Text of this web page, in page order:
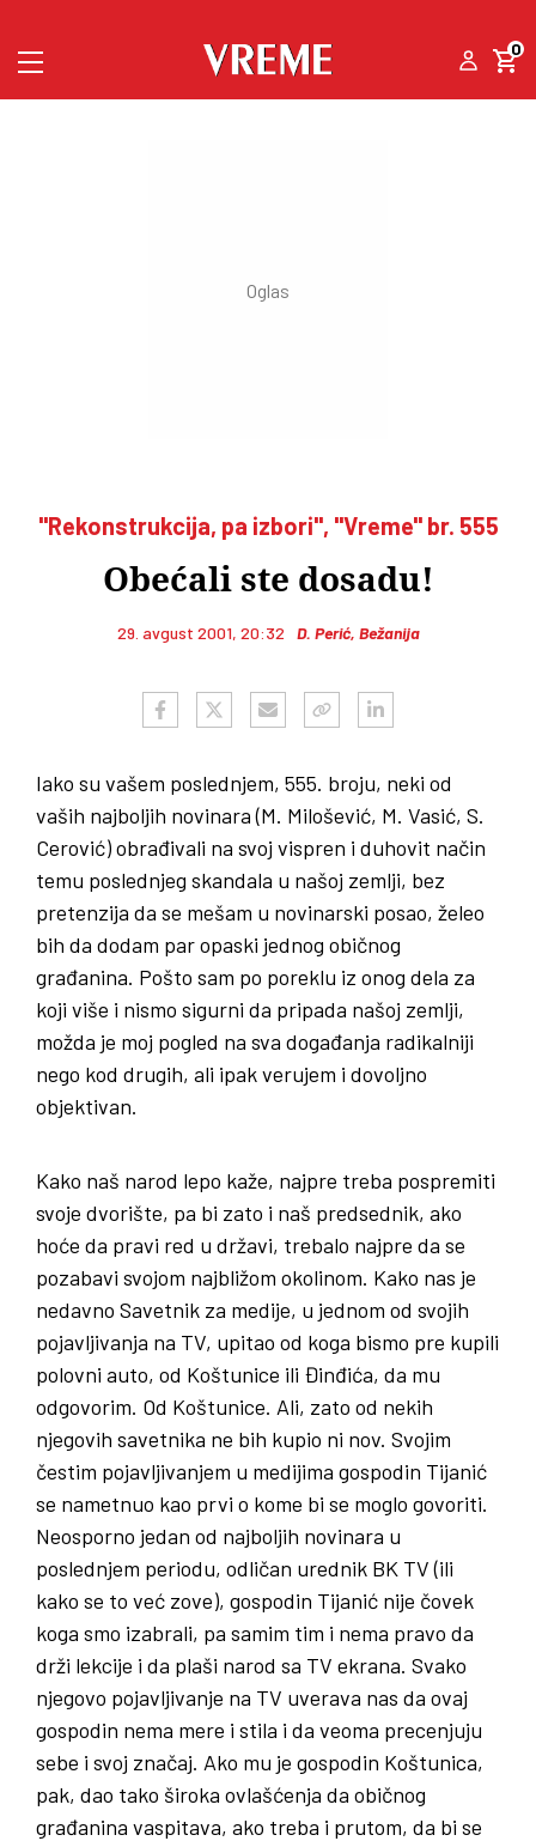
0
"Rekonstrukcija, pa izbori", "Vreme" br. 555
Obećali ste dosadu!
29. avgust 2001, 20:32 D. Perić, Bežanija
Iako su vašem poslednjem, 555. broju, neki od
vaših najboljih novinara (M. Milošević, M. Vasić, S.
Cerović) obrađivali na svoj vispren i duhovit način
temu poslednjeg skandala u našoj zemlji, bez
pretenzija da se mešam u novinarski posao, želeo
bih da dodam par opaski jednog običnog
građanina. Pošto sam po poreklu iz onog dela za
koji više i nismo sigurni da pripada našoj zemlji,
možda je moj pogled na sva događanja radikalniji
nego kod drugih, ali ipak verujem i dovoljno
objektivan.
Kako naš narod lepo kaže, najpre treba pospremiti
svoje dvorište, pa bi zato i naš predsednik, ako
hoće da pravi red u državi, trebalo najpre da se
pozabavi svojom najbližom okolinom. Kako nas je
nedavno Savetnik za medije, u jednom od svojih
pojavljivanja na TV, upitao od koga bismo pre kupili
polovni auto, od Koštunice ili Đinđića, da mu
odgovorim. Od Koštunice. Ali, zato od nekih
njegovih savetnika ne bih kupio ni nov. Svojim
čestim pojavljivanjem u medijima gospodin Tijanić
se nametnuo kao prvi o kome bi se moglo govoriti.
Neosporno jedan od najboljih novinara u
poslednjem periodu, odličan urednik BK TV (ili
kako se to već zove), gospodin Tijanić nije čovek
koga smo izabrali, pa samim tim i nema pravo da
drži lekcije i da plaši narod sa TV ekrana. Svako
njegovo pojavljivanje na TV uverava nas da ovaj
gospodin nema mere i stila i da veoma precenjuju
sebe i svoj značaj. Ako mu je gospodin Koštunica,
pak, dao tako široka ovlašćenja da običnog
građanina vaspitava, ako treba i prutom, da bi se